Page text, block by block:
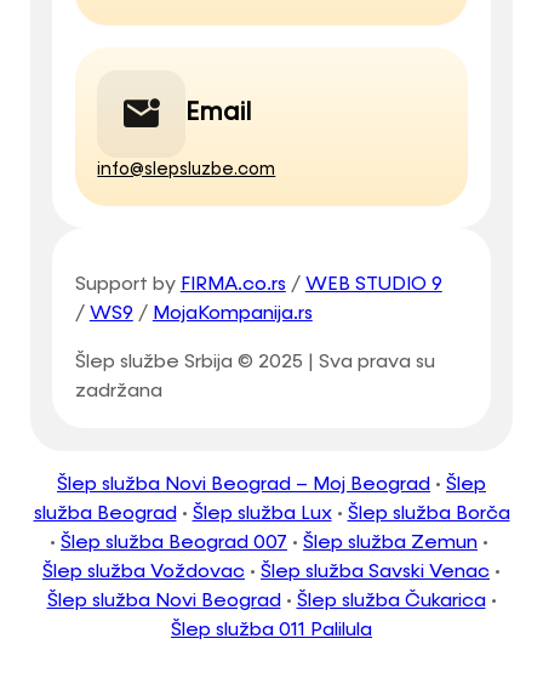
Email
info@slepsluzbe.com
Šlep službe Srbija © 2025 | Sva prava su
zadržana
Support by FIRMA.co.rs / WEB STUDIO 9
/ WS9 / MojaKompanija.rs
Šlep služba Novi Beograd – Moj Beograd • Šlep
služba Beograd • Šlep služba Lux• Šlep služba Borča
• Šlep služba Beograd 007 • Šlep služba Zemun •
Šlep služba Voždovac • Šlep služba Savski Venac •
Šlep služba Novi Beograd • Šlep služba Čukarica•
Šlep služba 011 Palilula